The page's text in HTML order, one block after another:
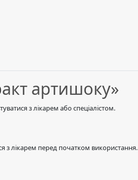
артишоку»
з лікарем або спеціалістом.
з лікарем перед початком використання.